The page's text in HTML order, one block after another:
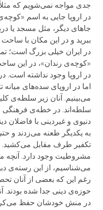
جدی مواجه نمی‌شویم که
در اروپا جایی به اسم
جاهای دیگر، مثل مسجد یا
ببرید و در این مکان با
در ایران خیلی بزرگ است؛
«کوچه‌ی رندان»، در این
در اروپا وجود نداشته است.
اما در اروپای سده‌های
می‌بینیم. آنان زیر سلطه‌ی
سلطه‌اند. در خطه‌ی فرهنگی
دنیوی و غیردینی با فاضلان
به یکدیگر طعنه می‌زدند و
تکفیر طرف مقابل می‌کشید.
مشروطیت وجود دارد. آنچه
می‌شناسیم، از این رسته‌ی
رغم این که بعضی از آنان
حوزه‌ی دینی جدا شده بودند.
در منش خودشان حفظ